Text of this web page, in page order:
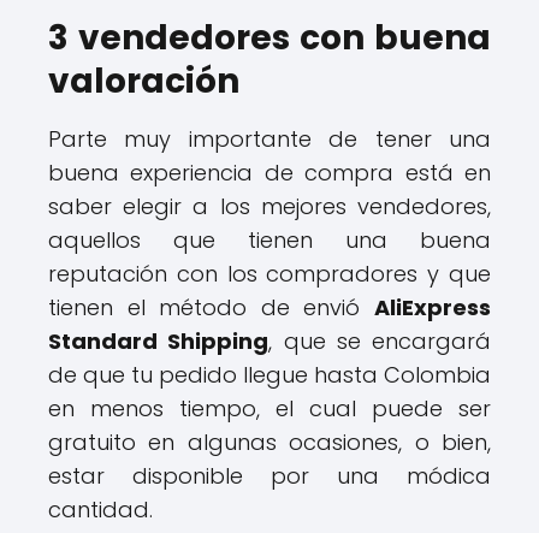
3 vendedores con buena
valoración
Parte muy importante de tener una
buena experiencia de compra está en
saber elegir a los mejores vendedores,
aquellos que tienen una buena
reputación con los compradores y que
tienen el método de envió AliExpress
Standard Shipping, que se encargará
de que tu pedido llegue hasta Colombia
en menos tiempo, el cual puede ser
gratuito en algunas ocasiones, o bien,
estar disponible por una módica
cantidad.